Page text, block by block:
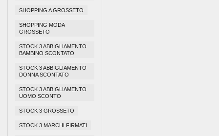
SHOPPING A GROSSETO
SHOPPING MODA
GROSSETO
STOCK 3 ABBIGLIAMENTO
BAMBINO SCONTATO
STOCK 3 ABBIGLIAMENTO
DONNA SCONTATO
STOCK 3 ABBIGLIAMENTO
UOMO SCONTO
STOCK 3 GROSSETO
STOCK 3 MARCHI FIRMATI